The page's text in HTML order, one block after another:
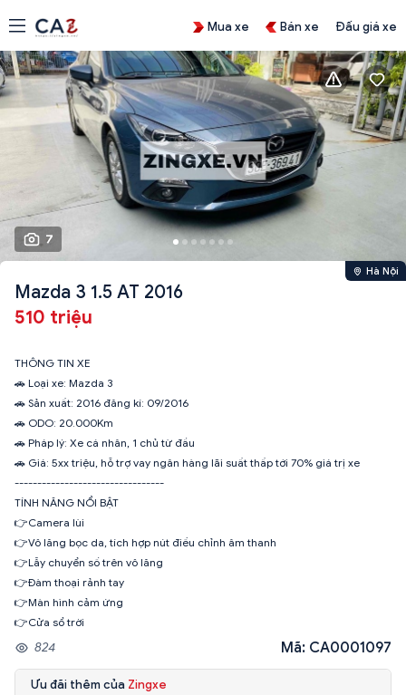
Mua xe Bán xe Đấu giá xe
7
Hà Nội
Mazda 3 1.5 AT 2016
510 triệu
THÔNG TIN XE
🚗 Loại xe: Mazda 3
🚗 Sản xuất: 2016 đăng kí: 09/2016
🚗 ODO: 20.000Km
🚗 Pháp lý: Xe cá nhân, 1 chủ từ đầu
🚗 Giá: 5xx triệu, hỗ trợ vay ngân hàng lãi suất thấp tới 70% giá trị xe
---------------------------------
TÍNH NĂNG NỔI BẬT
👉Camera lùi
👉Vô lăng bọc da, tích hợp nút điều chỉnh âm thanh
👉Lẫy chuyển số trên vô lăng
👉Đàm thoại rảnh tay
👉Màn hình cảm ứng
👉Cửa sổ trời
824 Mã: CA0001097
Ưu đãi thêm của Zingxe